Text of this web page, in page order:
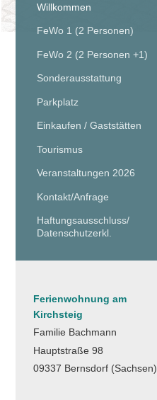
Willkommen
FeWo 1 (2 Personen)
FeWo 2 (2 Personen +1)
Sonderausstattung
Parkplatz
Einkaufen / Gaststätten
Tourismus
Veranstaltungen 2026
Kontakt/Anfrage
Haftungsausschluss/
Datenschutzerkl.
Ferienwohnung am
Kirchsteig
Familie Bachmann
Hauptstraße 98
09337 Bernsdorf (Sachsen)